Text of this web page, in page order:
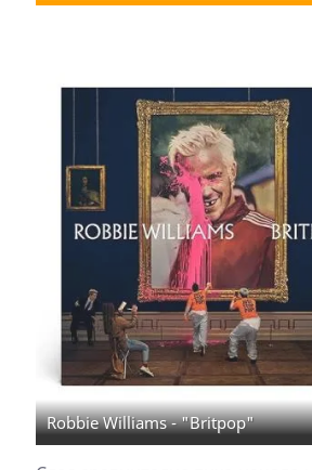
Robbie Williams - "Britpop"